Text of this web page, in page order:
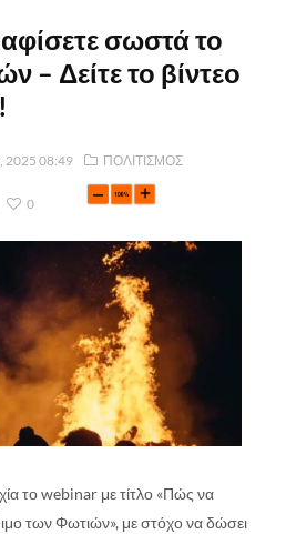
σωστά το
– Δείτε το βίντεο
2025 08:49 ΠΟΛΙΤΙΣΜΟΣ
0
το webinar με τίτλο «Πώς να
των Φωτιών», με στόχο να δώσει